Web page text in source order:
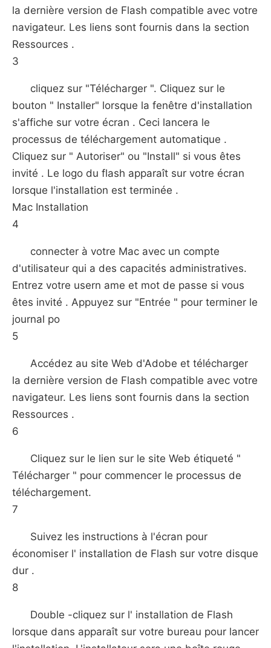
la dernière version de Flash compatible avec votre
navigateur. Les liens sont fournis dans la section
Ressources .
3
cliquez sur "Télécharger ". Cliquez sur le
bouton " Installer" lorsque la fenêtre d'installation
s'affiche sur votre écran . Ceci lancera le
processus de téléchargement automatique .
Cliquez sur " Autoriser" ou "Install" si vous êtes
invité . Le logo du flash apparaît sur ​​votre écran
lorsque l'installation est terminée .
Mac Installation
4
connecter à votre Mac avec un compte
d'utilisateur qui a des capacités administratives.
Entrez votre usern ame et mot de passe si vous
êtes invité . Appuyez sur "Entrée " pour terminer le
journal po
5
Accédez au site Web d'Adobe et télécharger
la dernière version de Flash compatible avec votre
navigateur. Les liens sont fournis dans la section
Ressources .
6
Cliquez sur le lien sur le site Web étiqueté "
Télécharger " pour commencer le processus de
téléchargement.
7
Suivez les instructions à l'écran pour
économiser l' installation de Flash sur votre disque
dur .
8
Double -cliquez sur l' installation de Flash
lorsque dans apparaît sur ​​votre bureau pour lancer